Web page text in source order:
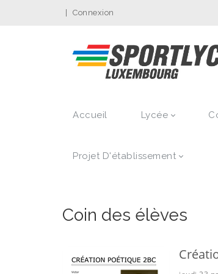
Connexion
Accueil Lycée
Projet D'établissement
Coin des élèves